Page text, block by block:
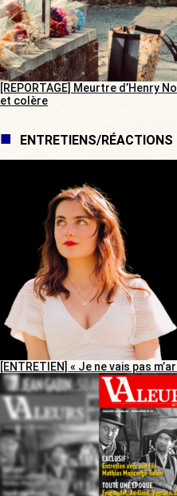
[REPORTAGE] Meurtre d’Henry
et colère
ENTRETIENS/RÉACTIONS
[ENTRETIEN] « Je ne vais pas